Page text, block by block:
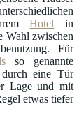
Hotel in
Wahl zwischen
Für
so genannte
eine Tür
Lage und mit
etwas tiefer